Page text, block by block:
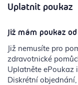
Uplatnit poukaz
Již mám poukaz
Již nemusíte pro
zdravotnické
Uplatněte ePoukaz
Diskrétní